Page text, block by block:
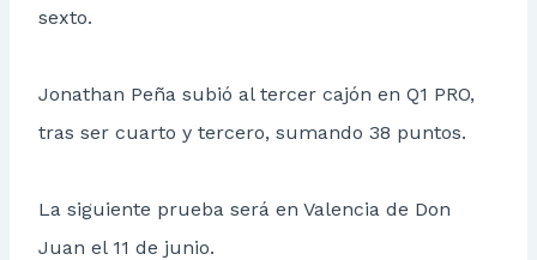
sexto.
Jonathan Peña subió al tercer cajón en Q1 PRO,
tras ser cuarto y tercero, sumando 38 puntos.
La siguiente prueba será en Valencia de Don
Juan el 11 de junio.